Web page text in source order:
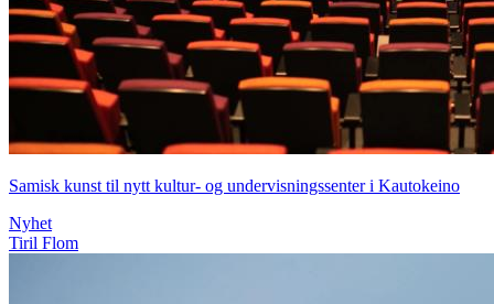
Samisk kunst til nytt kultur- og undervisningssenter i Kautokeino
Nyhet
Tiril Flom